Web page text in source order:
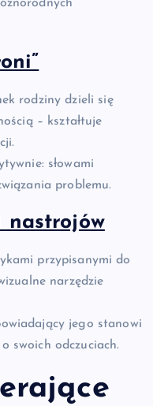
rodziny dzieli się
– kształtuje
słowami
problemu.
nastrojów
przypisanymi do
narzędzie
jego stanowi
swoich odczuciach.